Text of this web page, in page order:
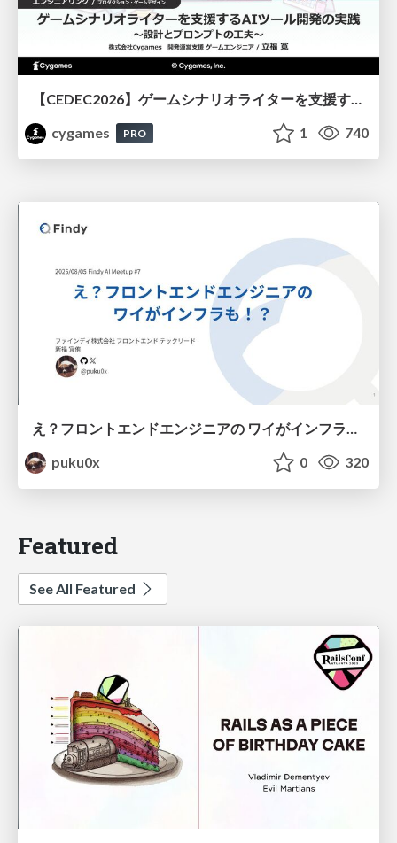
cygames
PRO 1 740
え？フロントエンドエンジニアの ワイがインフラも！？
puku0x
0 320
Featured
See All Featured